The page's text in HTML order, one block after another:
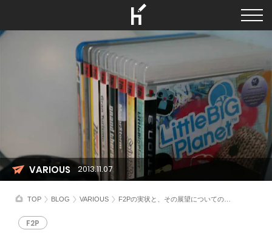
TOP BLOG VARIOUS F2Pの実状と、その展望についてのデータ
F2P
VARIOUS 2013.11.07